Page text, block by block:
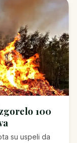
100
su uspeli da